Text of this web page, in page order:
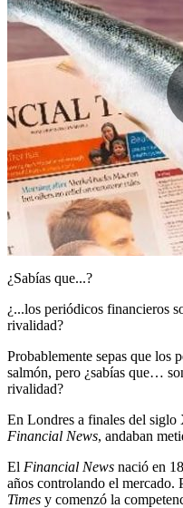
¿Sabías que...?
¿...los periódicos financieros
rivalidad?
Probablemente sepas que los
salmón, pero ¿sabías que…
rivalidad?
En Londres a finales del
Financial News, andaban
El Financial News nació en
años controlando el mercado.
Times y comenzó la